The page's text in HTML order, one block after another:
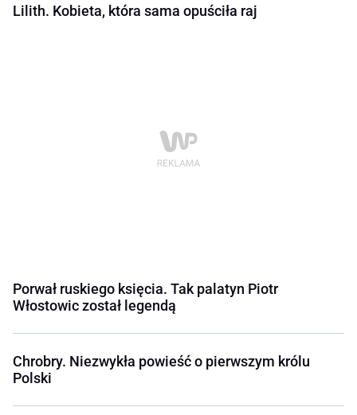
Lilith. Kobieta, która sama opuściła raj
Porwał ruskiego księcia. Tak palatyn Piotr
Włostowic został legendą
Chrobry. Niezwykła powieść o pierwszym królu
Polski